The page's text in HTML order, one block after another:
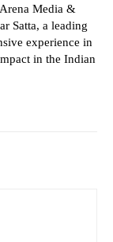
Media &
Satta, a leading
experience in
in the Indian